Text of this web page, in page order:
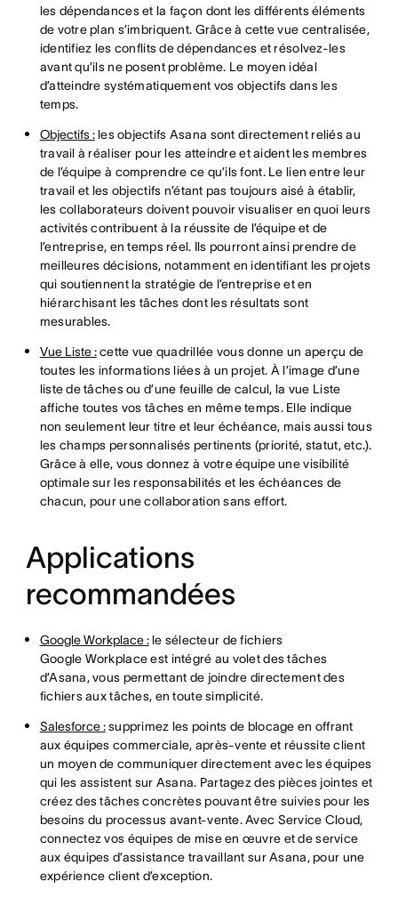
les dépendances et la façon dont les différents éléments
de votre plan s’imbriquent. Grâce à cette vue centralisée,
identifiez les conflits de dépendances et résolvez-les
avant qu’ils ne posent problème. Le moyen idéal
d’atteindre systématiquement vos objectifs dans les
temps.
Objectifs :les objectifs Asana sont directement reliés au
travail à réaliser pour les atteindre et aident les membres
de l’équipe à comprendre ce qu’ils font. Le lien entre leur
travail et les objectifs n’étant pas toujours aisé à établir,
les collaborateurs doivent pouvoir visualiser en quoi leurs
activités contribuent à la réussite de l’équipe et de
l’entreprise, en temps réel. Ils pourront ainsi prendre de
meilleures décisions, notamment en identifiant les projets
qui soutiennent la stratégie de l’entreprise et en
hiérarchisant les tâches dont les résultats sont
mesurables.
Vue Liste :cette vue quadrillée vous donne un aperçu de
toutes les informations liées à un projet. À l’image d’une
liste de tâches ou d’une feuille de calcul, la vue Liste
affiche toutes vos tâches en même temps. Elle indique
non seulement leur titre et leur échéance, mais aussi tous
les champs personnalisés pertinents (priorité, statut, etc.).
Grâce à elle, vous donnez à votre équipe une visibilité
optimale sur les responsabilités et les échéances de
chacun, pour une collaboration sans effort.
Applications
recommandées
Google Workplace :le sélecteur de fichiers
Google Workplace est intégré au volet des tâches
d’Asana, vous permettant de joindre directement des
fichiers aux tâches, en toute simplicité.
Salesforce :supprimez les points de blocage en offrant
aux équipes commerciale, après-vente et réussite client
un moyen de communiquer directement avec les équipes
qui les assistent sur Asana. Partagez des pièces jointes et
créez des tâches concrètes pouvant être suivies pour les
besoins du processus avant-vente. Avec Service Cloud,
connectez vos équipes de mise en œuvre et de service
aux équipes d’assistance travaillant sur Asana, pour une
expérience client d’exception.